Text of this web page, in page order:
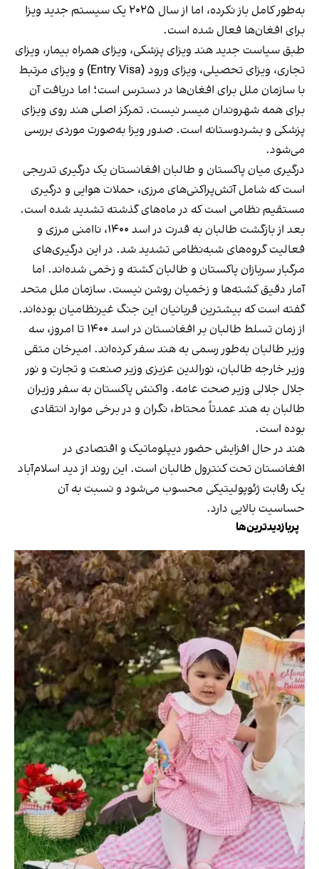
به‌طور کامل باز نکرده، اما از سال ۲۰۲۵ یک سیستم جدید ویزا
برای افغان‌ها فعال شده است.
طبق سیاست جدید هند ویزای پزشکی، ویزای همراه بیمار، ویزای
تجاری، ویزای تحصیلی، ویزای ورود (Entry Visa) و ویزای مرتبط
با سازمان ملل برای افغان‌ها در دسترس است؛ اما دریافت آن
برای همه شهروندان میسر نیست. تمرکز اصلی هند روی ویزای
پزشکی و بشردوستانه است. صدور ویزا به‌صورت موردی بررسی
می‌شود.
درگیری میان پاکستان و طالبان افغانستان یک درگیری تدریجی
است که شامل آتش‌پراکنی‌های مرزی، حملات هوایی و درگیری
مستقیم نظامی است که در ماه‌های گذشته تشدید شده است.
بعد از بازگشت طالبان به قدرت در اسد ۱۴۰۰، ناامنی مرزی و
فعالیت گروه‌های شبه‌نظامی تشدید شد. در این درگیری‌های
مرگبار سربازان پاکستان و طالبان کشته و زخمی شده‌اند. اما
آمار دقیق کشته‌ها و زخمیان روشن نیست. سازمان ملل متحد
گفته است که بیشترین قربانیان این جنگ غیرنظامیان بوده‌اند.
از زمان تسلط طالبان بر افغانستان در اسد ۱۴۰۰ تا امروز، سه
وزیر طالبان به‌طور رسمی به هند سفر کرده‌اند. امیرخان متقی
وزیر خارجه طالبان، نورالدین عزیزی وزیر صنعت و تجارت و نور
جلال جلالی وزیر صحت عامه. واکنش پاکستان به سفر وزیران
طالبان به هند عمدتاً محتاط، نگران و در برخی موارد انتقادی
بوده است.
هند در حال افزایش حضور دیپلوماتیک و اقتصادی در
افغانستان تحت کنترول طالبان است. این روند از دید اسلام‌آباد
یک رقابت ژئوپولیتیکی محسوب می‌شود و نسبت به آن
حساسیت بالایی دارد.
پربازدیدترین‌ها